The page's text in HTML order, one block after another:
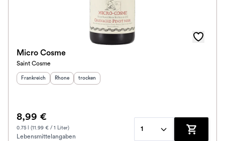
Micro Cosme
Saint Cosme
Herkunftsland
Frankreich Herkunftsregion:
Rhone Geschmack
trocken
8,99 €
0.75 l (11.99 € / 1 Liter)
Lebensmittelangaben
1
Zum